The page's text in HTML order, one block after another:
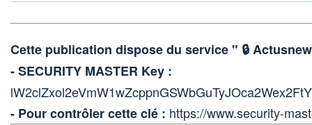
Cette publication dispose du service " 🔒
- SECURITY MASTER Key :
- Pour contrôler cette clé : https://www.security-